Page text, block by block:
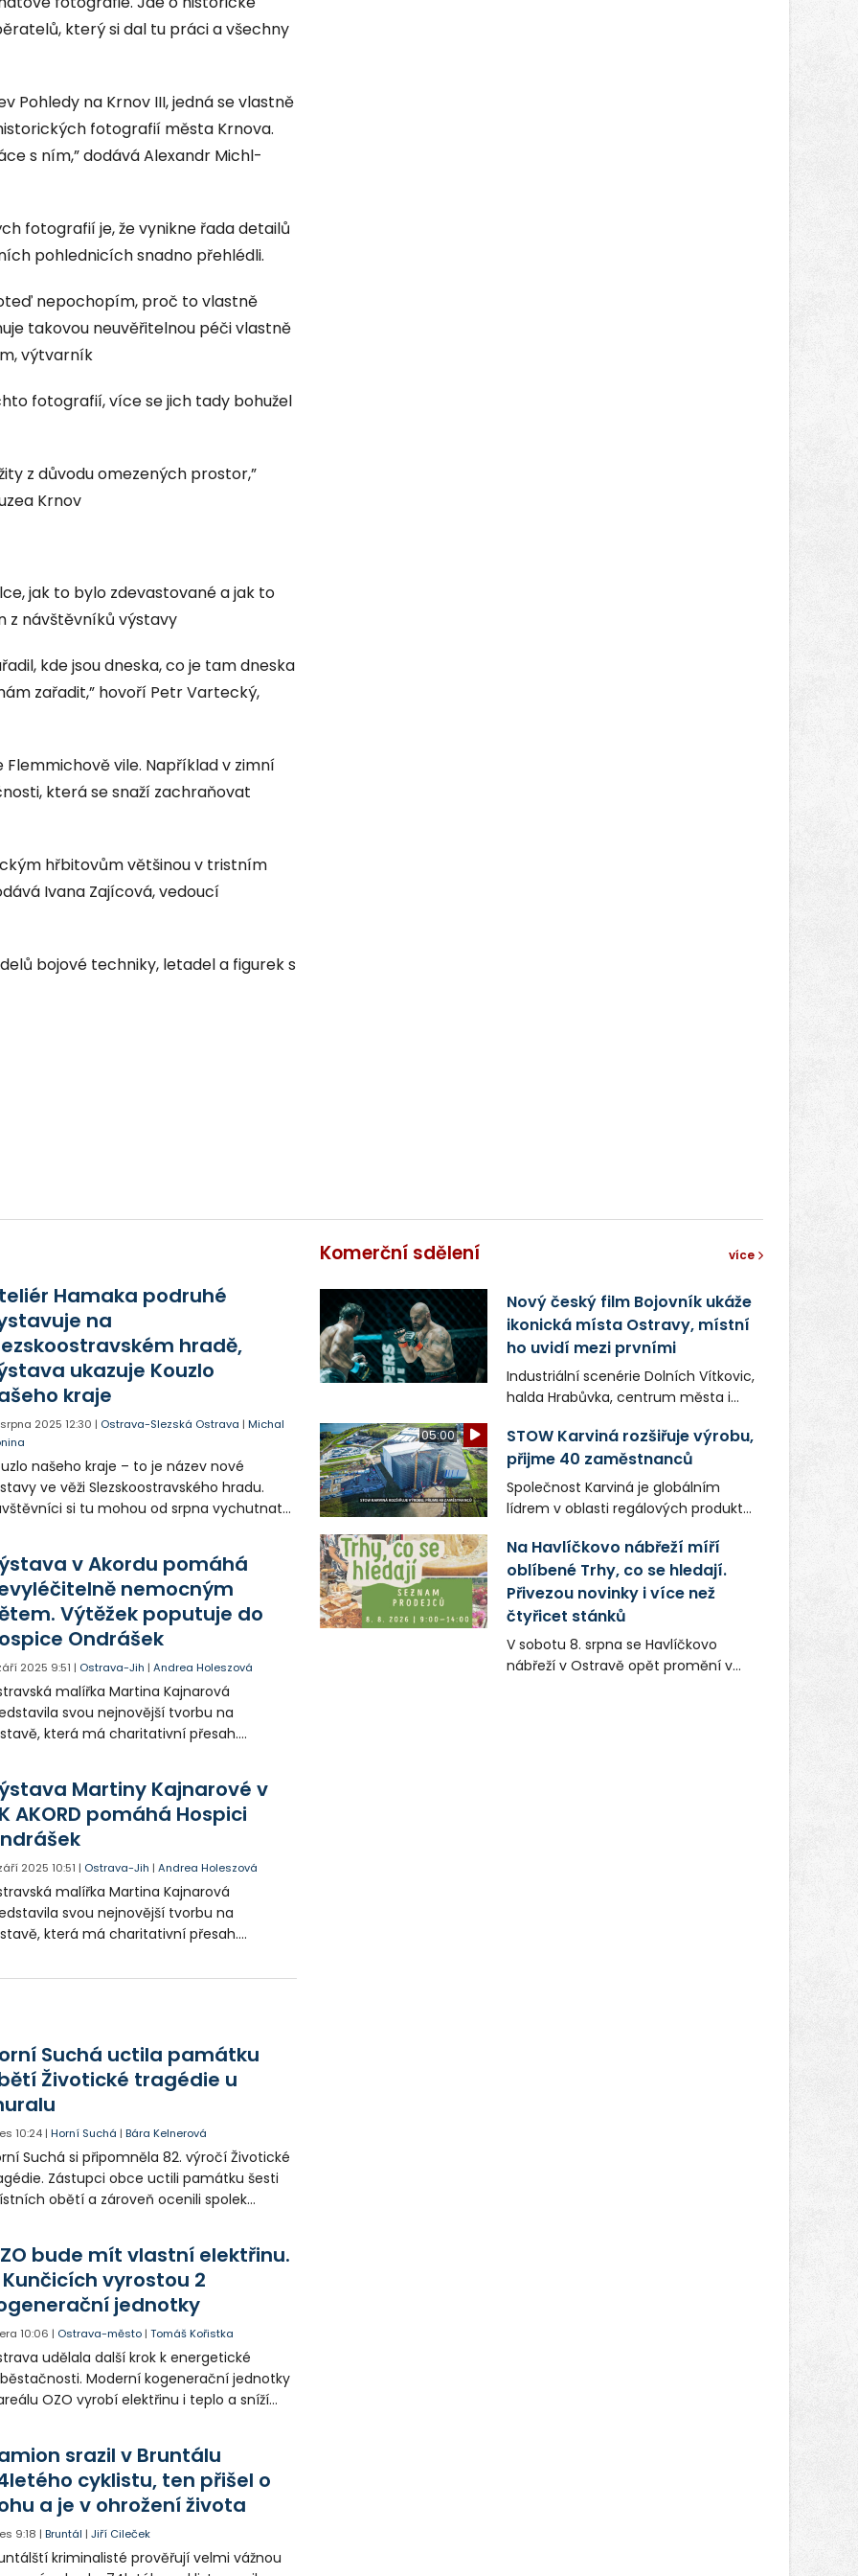
který si dal tu práci a všechny
Pohledy na Krnov III, jedná se vlastně
fotografií města Krnova.
s ním,” dodává Alexandr Michl-
fotografií je, že vynikne řada detailů
pohlednicích snadno přehlédli.
nepochopím, proč to vlastně
takovou neuvěřitelnou péči vlastně
výtvarník
fotografií, více se jich tady bohužel
z důvodu omezených prostor,”
Krnov
jak to bylo zdevastované a jak to
z návštěvníků výstavy
kde jsou dneska, co je tam dneska
zařadit,” hovoří Petr Vartecký,
vile. Například v zimní
která se snaží zachraňovat
hřbitovům většinou v tristním
Ivana Zajícová, vedoucí
bojové techniky, letadel a figurek s
Hamaka podruhé
na
hradě,
ukazuje Kouzlo
kraje
srpna 2025 12:30 | Ostrava-Slezská Ostrava |Michal
našeho kraje – to je název nové
ve věži Slezskoostravského hradu.
si tu mohou od srpna vychutnat
Výstava je prodejní a potrvá až do
ledna.
v Akordu pomáhá
nemocným
Výtěžek poputuje do
Ondrášek
2025 9:51 | Ostrava-Jih |Andrea Holeszová
malířka Martina Kajnarová
svou nejnovější tvorbu na
která má charitativní přesah.
z akce totiž poputuje na podporu
Ondrášek.
Martiny Kajnarové v
AKORD pomáhá Hospici
2025 10:51 | Ostrava-Jih |Andrea Holeszová
malířka Martina Kajnarová
svou nejnovější tvorbu na
která má charitativní přesah.
těm, kteří ji nejvíce potřebují.
Suchá uctila památku
Životické tragédie u
10:24 |Horní Suchá |Bára Kelnerová
Suchá si připomněla 82. výročí Životické
Zástupci obce uctili památku šesti
obětí a zároveň ocenili spolek
bude mít vlastní elektřinu.
Kunčicích vyrostou 2
jednotky
10:06 | Ostrava-město |Tomáš Kořistka
udělala další krok k energetické
Moderní kogenerační jednotky
OZO vyrobí elektřinu i teplo a sníží
srazil v Bruntálu
cyklistu, ten přišel o
a je v ohrožení života
9:18 |Bruntál |Jiří Cileček
kriminalisté prověřují velmi vážnou
Komerční sdělení více
Nový český film Bojovník ukáže
ikonická místa Ostravy, místní
ho uvidí mezi prvními
Industriální scenérie Dolních Vítkovic,
halda Hrabůvka, centrum města i
v novém filmu Bojovník, který vstoupí
do kin už 13. srpna. Režiséři Vojtěch
Frič a Tomáš Dianiška si
moravskoslezskou metropoli
nevybrali náhodou – její syrová
atmosféra se stala přirozenou
součástí příběhu bývalého
boxerského šampiona Hoffa (Milan
Ondrík), jenž se po letech vrací do
světa vrcholových zápasů, tentokrát
v MMA.
05:00
STOW Karviná rozšiřuje výrobu,
přijme 40 zaměstnanců
Společnost Karviná je globálním
lídrem v oblasti regálových produktů
zaměstnavatelem na Karvinsku a
firmou s obrovským potenciálem.
Na Havlíčkovo nábřeží míří
oblíbené Trhy, co se hledají.
Přivezou novinky i více než
čtyřicet stánků
V sobotu 8. srpna se Havlíčkovo
nábřeží v Ostravě opět promění v